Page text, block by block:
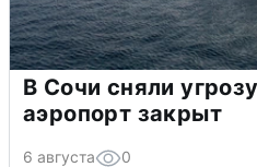
В Сочи сняли
аэропорт закрыт
6 августа 0